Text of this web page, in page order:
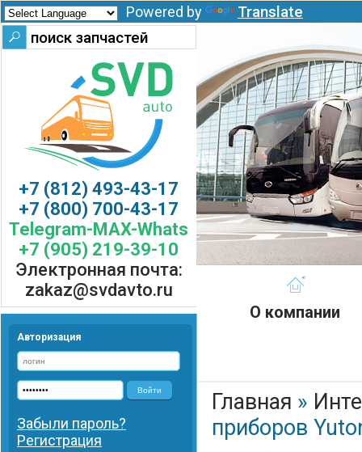
Powered by Translate
+7 (812) 493-43-17
+7 (800) 700-43-17
Telegram-MAX-Whats
+7 (905) 219-39-10
Электронная почта:
zakaz@svdavto.ru
О компании
Главная »
приборов
Авторизация
Войти
Забыли пароль?
Регистрация